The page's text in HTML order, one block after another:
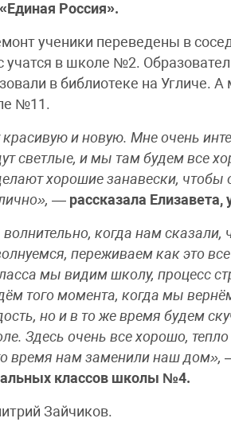
Россия».
ученики переведены в
учатся в школе №2.
в библиотеке на Угличе.
№11.
и новую. Мне очень
светлые, и мы там будем все
хорошие занавески, чтобы
— рассказала
когда нам сказали,
переживаем как это
мы видим школу, процесс
того момента, когда мы
но и в то же время будем
Здесь очень все хорошо,
время нам заменили наш дом»,
классов школы №4.
Зайчиков.